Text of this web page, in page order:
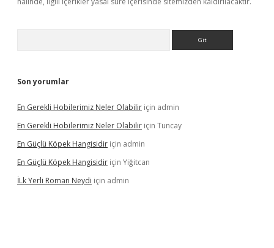
Son yorumlar
En Gerekli Hobilerimiz Neler Olabilir için admin
En Gerekli Hobilerimiz Neler Olabilir için Tuncay
En Güçlü Köpek Hangisidir için admin
En Güçlü Köpek Hangisidir için Yiğitcan
İLk Yerli Roman Neydi için admin